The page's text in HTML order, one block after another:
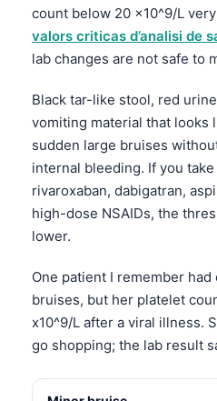
count below 20 x10^9/L
valors criticas d’analisi de
lab changes are not safe to
Black tar-like stool, red
vomiting material that looks
sudden large bruises
internal bleeding. If you
rivaroxaban, dabigatran,
high-dose NSAIDs, the
lower.
One patient I remember
bruises, but her platelet
x10^9/L after a viral illness.
go shopping; the lab result